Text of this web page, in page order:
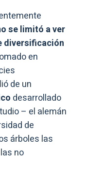
se limitó a ver
diversificación
en
de un
desarrollado
– el alemán
de
árboles las
no